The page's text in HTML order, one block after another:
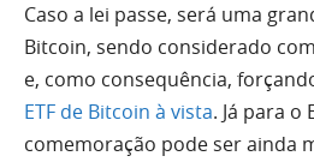
Caso a lei passe, será uma
Bitcoin, sendo considerado
e, como consequência,
ETF de Bitcoin à vista. Já para o
comemoração pode ser ainda